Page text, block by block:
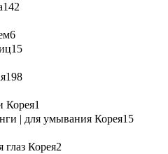
142
6
15
198
Корея1
| для умывания Корея15
Корея2